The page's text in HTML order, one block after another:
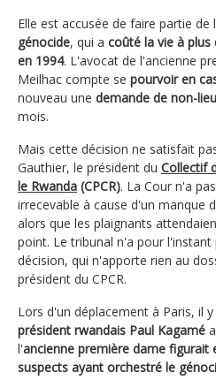
Elle est accusée de faire partie de
génocide, qui a coûté la vie à plus
en 1994. L'avocat de l'ancienne
Meilhac compte se pourvoir en
nouveau une demande de non-lieu
mois.
Mais cette décision ne satisfait
Gauthier, le président du Collectif
le Rwanda (CPCR). La Cour n'a
irrecevable à cause d'un manque
alors que les plaignants
point. Le tribunal n'a pour l'instant
décision, qui n'apporte rien au
président du CPCR.
Lors d'un déplacement à Paris, il
président rwandais Paul Kagamé
l'ancienne première dame figurait
suspects ayant orchestré le